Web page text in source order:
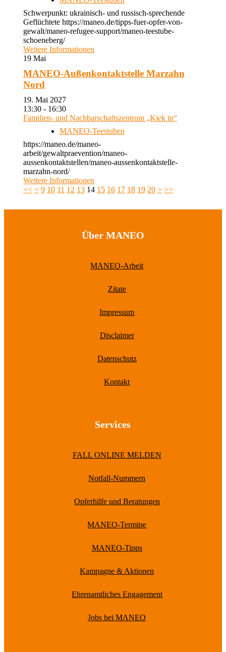
Schwerpunkt: ukrainisch- und russisch-sprechende
Geflüchtete https://maneo.de/tipps-fuer-opfer-von-
gewalt/maneo-refugee-support/maneo-teestube-
schoeneberg/
Weitere Informationen
19 Mai
MANEO-Außenkontaktstelle Marzahn
Nord
19. Mai 2027
13:30 - 16:30
Familien- und Nachbarschaftszentrum „Kiek in“
MANEO-Teestuben
https://maneo.de/maneo-
arbeit/gewaltpraevention/maneo-
aussenkontaktstellen/maneo-aussenkontaktstelle-
marzahn-nord/
Weitere Informationen
<< < 9 10 11 12 13 14 15 16 17 18 19 20 > >>
Über MANEO
MANEO-Arbeit
Zitate
Impressum
Disclaimer
Datenschutz
Kontakt
Services
FALL ONLINE MELDEN
Notfall-Nummern
Opferhilfe und Beratungen
MANEO-Termine
MANEO-Tipps
Kampagne & Aktionen
Ehrenamtliches Engagement
Jobs bei MANEO